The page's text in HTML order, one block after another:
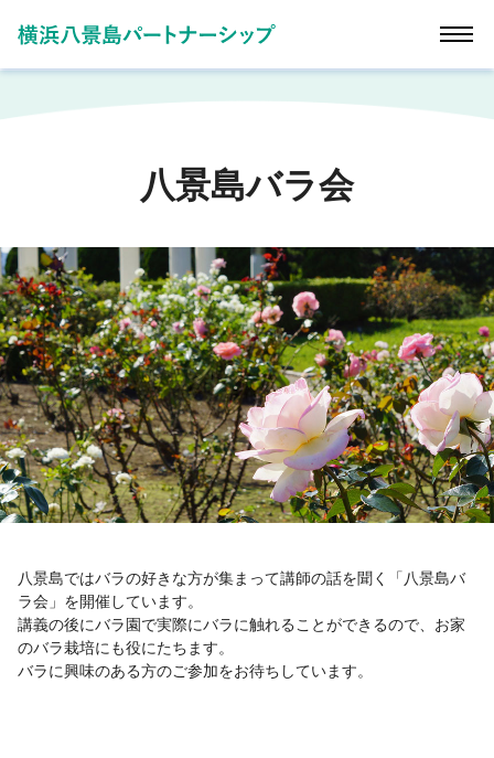
八景島バラ会
八景島ではバラの好きな方が集まって講師の話を聞く「八景島バ
ラ会」を開催しています。
講義の後にバラ園で実際にバラに触れることができるので、お家
のバラ栽培にも役にたちます。
バラに興味のある方のご参加をお待ちしています。